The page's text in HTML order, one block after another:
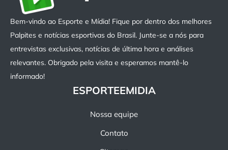
Bem-vindo ao Esporte e Mídia! Fique por dentro dos melhores
Palpites e notícias esportivas do Brasil. Junte-se a nós para
entrevistas exclusivas, notícias de última hora e análises
relevantes. Obrigado pela visita e esperamos mantê-lo
informado!
ESPORTEEMIDIA
Nossa equipe
Contato